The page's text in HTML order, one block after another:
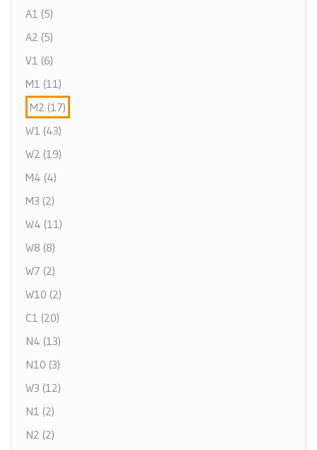
A1 (5)
A2 (5)
V1 (6)
M1 (11)
M2 (17)
W1 (43)
W2 (19)
M4 (4)
M3 (2)
W4 (11)
W8 (8)
W7 (2)
W10 (2)
C1 (20)
N4 (13)
N10 (3)
W3 (12)
N1 (2)
N2 (2)